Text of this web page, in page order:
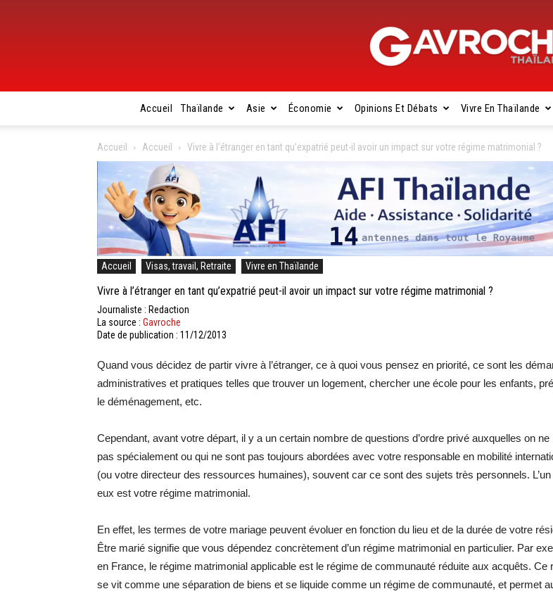
Gavroche
Thaïlande
Accueil Thaïlande Asie Économie Opinions Et Débats Vivre En Thaïlande
Accueil Accueil Vivre à l’étranger en tant qu’expatrié peut-il avoir un impact sur votre régime matrimonial ?
Accueil Visas, travail, Retraite Vivre en Thaïlande
Vivre à l’étranger en tant qu’expatrié peut-il avoir un impact sur votre régime matrimonial ?
Journaliste : Redaction
La source : Gavroche
Date de publication : 11/12/2013
Quand vous décidez de partir vivre à l’étranger, ce à quoi vous pensez en priorité, ce sont les
administratives et pratiques telles que trouver un logement, chercher une école pour les enfants,
le déménagement, etc.
Cependant, avant votre départ, il y a un certain nombre de questions d’ordre privé auxquelles on ne
pas spécialement ou qui ne sont pas toujours abordées avec votre responsable en mobilité
(ou votre directeur des ressources humaines), souvent car ce sont des sujets très personnels. L’un
eux est votre régime matrimonial.
En effet, les termes de votre mariage peuvent évoluer en fonction du lieu et de la durée de votre
Être marié signifie que vous dépendez concrètement d’un régime matrimonial en particulier. Par
en France, le régime matrimonial applicable est le régime de communauté réduite aux acquêts. Ce
se vit comme une séparation de biens et se liquide comme un régime de communauté, et permet